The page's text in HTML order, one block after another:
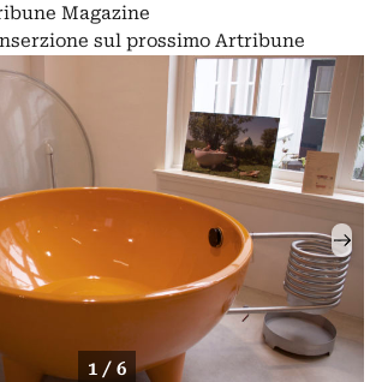
Magazine
sul prossimo Artribune
1 / 6